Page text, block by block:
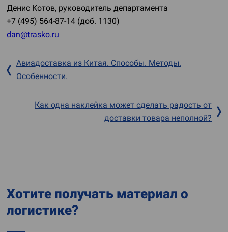
Денис Котов, руководитель департамента
+7 (495) 564-87-14 (доб. 1130)
dan@trasko.ru
Авиадоставка из Китая. Способы. Методы.
Особенности.
Как одна наклейка может сделать радость от
доставки товара неполной?
Хотите получать материал о
логистике?